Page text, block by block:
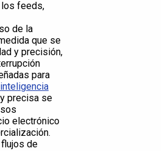
los feeds,
de la
que se
y precisión,
para
inteligencia
precisa se
electrónico
de